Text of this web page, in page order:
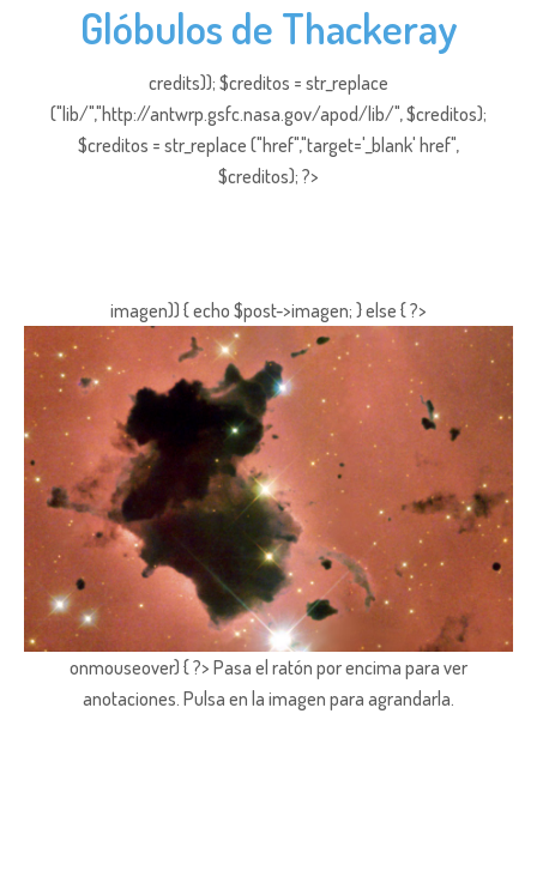
Glóbulos de Thackeray
credits)); $creditos = str_replace
("lib/","http://antwrp.gsfc.nasa.gov/apod/lib/", $creditos);
$creditos = str_replace ("href","target='_blank' href",
$creditos); ?>
imagen)) { echo $post->imagen; } else { ?>
onmouseover) { ?> Pasa el ratón por encima para ver
anotaciones. Pulsa en la imagen para agrandarla.